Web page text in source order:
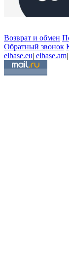
Возврат и обмен
Обратный звонок
elbase.eu| elbase.am|